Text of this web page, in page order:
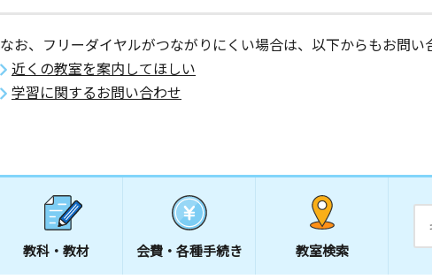
なお、フリーダイヤルがつながりにくい場合は、以下からもお問い
近くの教室を案内してほしい
学習に関するお問い合わせ
教科・教材 会費・ 各種手続き 教室検索